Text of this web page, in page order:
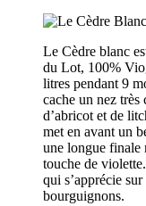
Le Cèdre blanc
du Lot, 100%
litres pendant 9
cache un nez très
d’abricot et de
met en avant un
une longue finale
touche de
qui s’apprécie
bourguignons.